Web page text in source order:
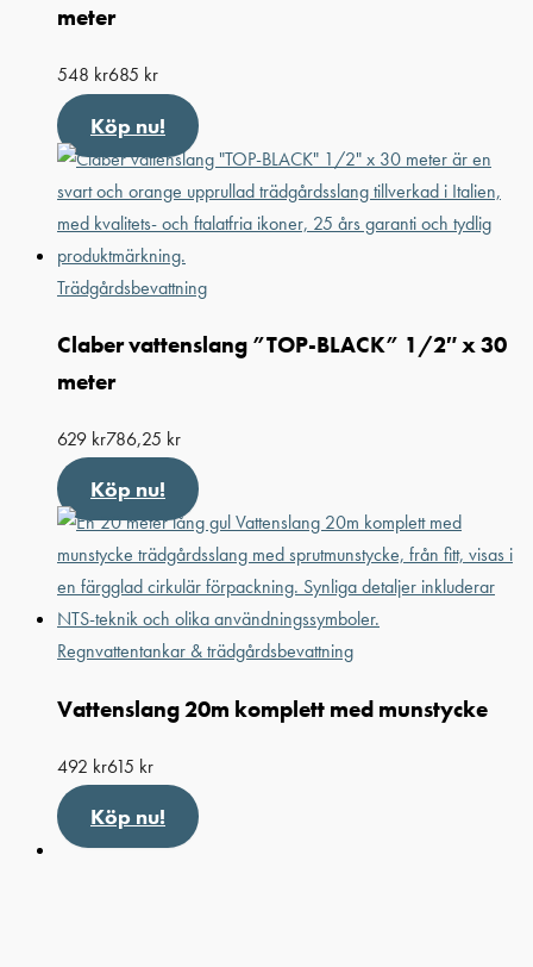
meter
548 kr685 kr
Köp nu!
Trädgårdsbevattning
Claber vattenslang ”TOP-BLACK” 1/2″ x 30
meter
629 kr786,25 kr
Köp nu!
Regnvattentankar & trädgårdsbevattning
Vattenslang 20m komplett med munstycke
492 kr615 kr
Köp nu!